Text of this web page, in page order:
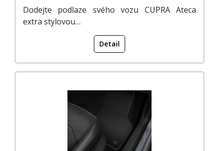
Dodejte podlaze svého vozu CUPRA Ateca
extra stylovou…
Detail